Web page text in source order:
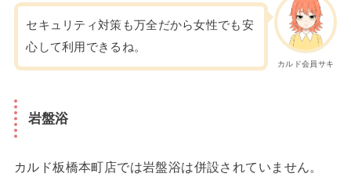
カルド会員サキ
セキュリティ対策も万全だから女性でも安
心して利用できるね。
岩盤浴
カルド板橋本町店では岩盤浴は併設されていません。